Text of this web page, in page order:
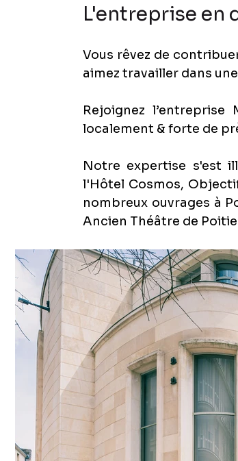
L'entreprise en
Vous rêvez de
aimez travailler dans
Rejoignez
localement & forte de
Notre expertise s'est
l'Hôtel Cosmos,
nombreux ouvrages à
Ancien Théâtre de